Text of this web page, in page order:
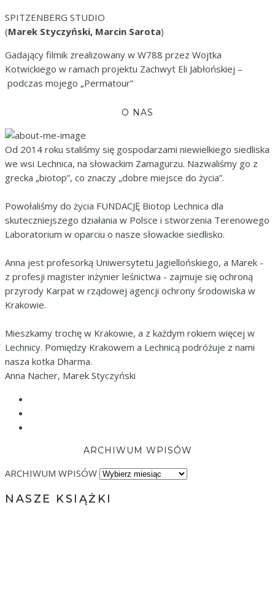
SPITZENBERG STUDIO
(Marek Styczyński, Marcin Sarota)
Gadający filmik zrealizowany w W788 przez Wojtka
Kotwickiego w ramach projektu Zachwyt Eli Jabłońskiej –
podczas mojego „Permatour”
O NAS
Od 2014 roku staliśmy się gospodarzami niewielkiego siedliska
we wsi Lechnica, na słowackim Zamagurzu. Nazwaliśmy go z
grecka „biotop”, co znaczy „dobre miejsce do życia”.
Powołaliśmy do życia FUNDACJĘ Biotop Lechnica dla
skuteczniejszego działania w Polsce i stworzenia Terenowego
Laboratorium w oparciu o nasze słowackie siedlisko.
Anna jest profesorką Uniwersytetu Jagiellońskiego, a Marek -
z profesji magister inżynier leśnictwa - zajmuje się ochroną
przyrody Karpat w rządowej agencji ochrony środowiska w
Krakowie.
Mieszkamy trochę w Krakowie, a z każdym rokiem więcej w
Lechnicy. Pomiędzy Krakowem a Lechnicą podróżuje z nami
nasza kotka Dharma.
Anna Nacher, Marek Styczyński
ARCHIWUM WPISÓW
ARCHIWUM WPISÓW
NASZE KSIĄŻKI